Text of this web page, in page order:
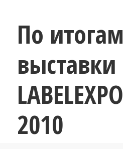
По итогам
выставки
LABELEXPO
2010